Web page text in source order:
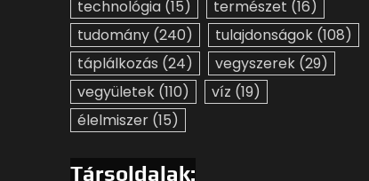
technológia (15) természet (16)
tudomány (240) tulajdonságok (108)
táplálkozás (24) vegyszerek (29)
vegyületek (110) víz (19)
élelmiszer (15)
Társoldalak: